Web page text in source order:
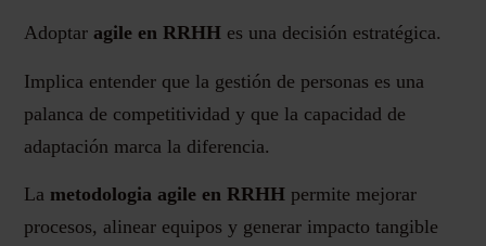
Adoptaragile en RRHH es una decisión estratégica.
Implica entender que la gestión de personas es una
palanca de competitividad y que la capacidad de
adaptación marca la diferencia.
La metodologia agile en RRHH permite mejorar
procesos, alinear equipos y generar impacto tangible